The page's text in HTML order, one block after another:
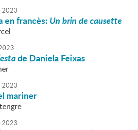
2023
en francès: Un brin de causette
de Daniela Feixas
2023
mariner
2023